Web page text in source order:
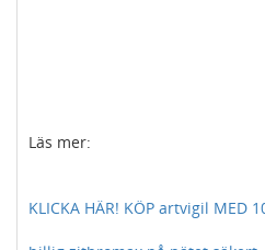
Läs mer:
KLICKA HÄR! KÖP artvigil MED